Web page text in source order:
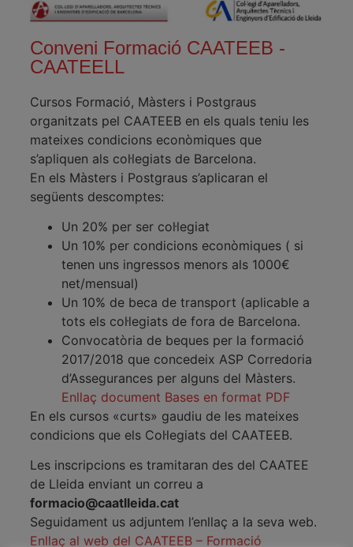
Conveni Formació CAATEEB -
CAATEELL
Cursos Formació, Màsters i Postgraus
organitzats pel CAATEEB en els quals teniu les
mateixes condicions econòmiques que
s’apliquen als col·legiats de Barcelona.
En els Màsters i Postgraus s’aplicaran el
següents descomptes:
Un 20% per ser col·legiat
Un 10% per condicions econòmiques ( si
tenen uns ingressos menors als 1000€
net/mensual)
Un 10% de beca de transport (aplicable a
tots els col·legiats de fora de Barcelona.
Convocatòria de beques per la formació
2017/2018 que concedeix ASP Corredoria
d’Assegurances per alguns del Màsters.
Enllaç document Bases en format PDF
En els cursos «curts» gaudiu de les mateixes
condicions que els Col·legiats del CAATEEB.
Les inscripcions es tramitaran des del CAATEE
de Lleida enviant un correu a
formacio@caatlleida.cat
Seguidament us adjuntem l’enllaç a la seva web.
Enllaç al web del CAATEEB – Formació